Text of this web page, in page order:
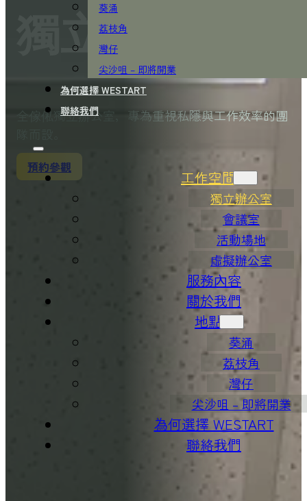
葵涌
荔枝角
灣仔
尖沙咀 – 即將開業
為何選擇 WESTART
聯絡我們
工作空間
獨立辦公室
會議室
活動場地
虛擬辦公室
服務內容
關於我們
地點
葵涌
荔枝角
灣仔
尖沙咀 – 即將開業
為何選擇 WESTART
聯絡我們
獨立辦公室
全傢俬獨立辦公室，專為重視私隱與工作效率的團
預約參觀